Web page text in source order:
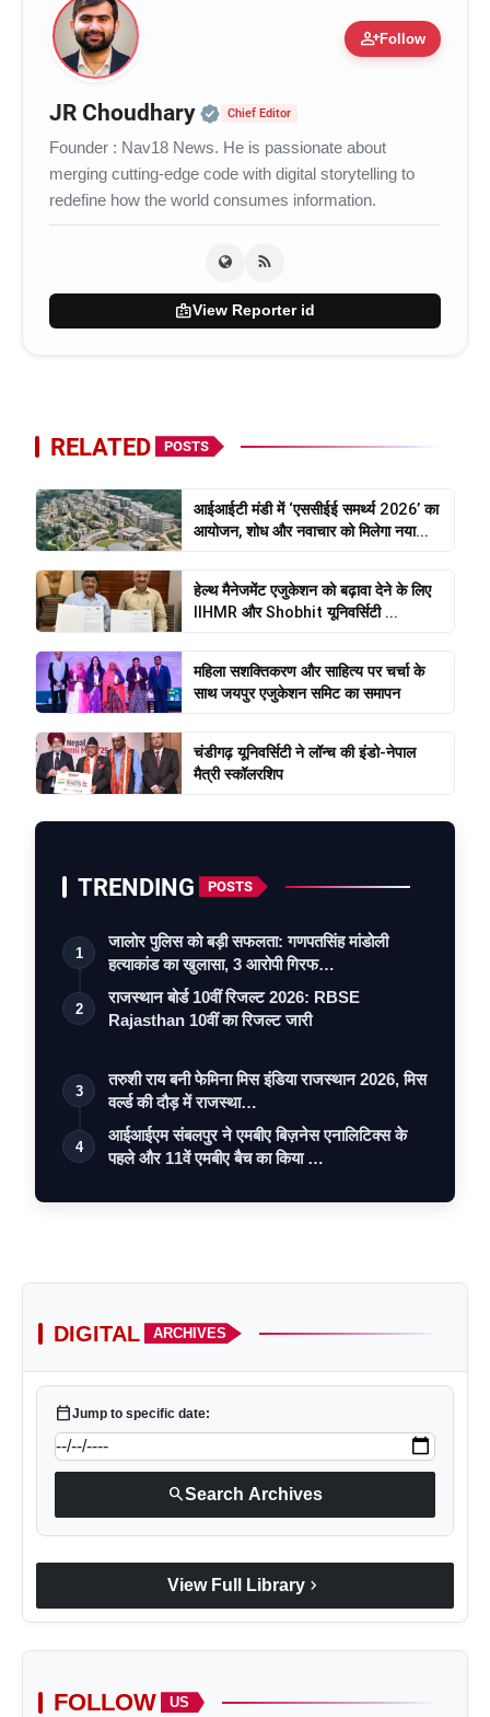
person_addFollow
JR Choudhary Official | Verified Expert
Chief Editor
Founder : Nav18 News. He is passionate about
merging cutting-edge code with digital storytelling to
redefine how the world consumes information.
badgeView Reporter id
RELATED POSTS
आईआईटी मंडी में ‘एससीईई समर्थ्य 2026’ का
आयोजन, शोध और नवाचार को मिलेगा नया...
हेल्थ मैनेजमेंट एजुकेशन को बढ़ावा देने के लिए
IIHMR और Shobhit यूनिवर्सिटी ...
महिला सशक्तिकरण और साहित्य पर चर्चा के
साथ जयपुर एजुकेशन समिट का समापन
चंडीगढ़ यूनिवर्सिटी ने लॉन्च की इंडो-नेपाल
मैत्री स्कॉलरशिप
TRENDING POSTS
1
जालोर पुलिस को बड़ी सफलता: गणपतसिंह मांडोली
हत्याकांड का खुलासा, 3 आरोपी गिरफ…
2
राजस्थान बोर्ड 10वीं रिजल्ट 2026: RBSE
Rajasthan 10वीं का रिजल्ट जारी
3
तरुशी राय बनी फेमिना मिस इंडिया राजस्थान 2026, मिस
वर्ल्ड की दौड़ में राजस्था…
4
आईआईएम संबलपुर ने एमबीए बिज़नेस एनालिटिक्स के
पहले और 11वें एमबीए बैच का किया …
DIGITAL ARCHIVES
calendar_todayJump to specific date:
searchSearch Archives
View Full Library chevron_right
FOLLOW US